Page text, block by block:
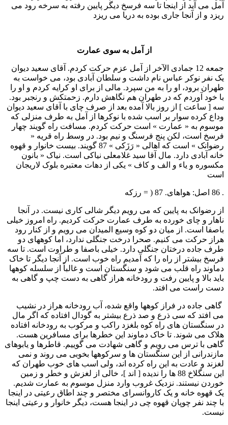
آمل می آيد از اينجا تا سه فرسخ ديگر پايين رفته به سرخه رود می
ريزد و از آنجا جاری بوده به دريا می ريزد
از آمل به سوی عمارت
جمعه 12 جمادی الآخر از آمل عزم حرکت کردم. آقای سعيد ديوان
يک نفر نوکر عباس نام داشت و سلطان آبادی بود، می خواست به
طهران برود، او را به من سپرد. مالی از برای او کرايه کردم و او را
با خود آوردم که در طهران هم نگاهش دارم. زحمتکش و رنجبر بود.
سه [ ساعت ] از روز بالا آمده بعد از صرف چای با آقای سعيد ديوان
وداع کرده سوار بر اسب شده با نوکرها از آمل به طرف منزلی که
موسوم به « عمارت » است حرکت کردم. مسافت راه گويند چهار
فرسخ است، لکن پنج فرسنگ و نيم بود. در وسط راه قريه «
رضوانک » است که اهالی « رَزَکی » 87 گويند. بيست خانوار و قهوه
خانه آبادی دارد. مال آقا سيد غلامعلی نياکی است. نياک « بانون
مکسوره و ياء و الف و کاف » يکی از دهات معتبره بلوک لاريجان
است
. 86 اصل: هواهای. 87 ( = رزکه
از رضوانک به پايين که می رويم ديگر شالی کاری نيست. در آنجا
ناهار و چای خورده به طرف عمارت حرکت کرديم. راه امروز خيلی
باصفا است. از ميان دو کوه وسيع الميدان می رويم و از کنار رود
هراز حرکت می کنيم. صحرا درخت جنگلی ندارد، اما کوههای دو
طرف جاده درختان جنگلی دارد. خيلی باصفا و طراوت است. تا سه
فرسخ بيشتر از راه را که آمديم راه خوب است. از آنجا ديگر تا خاک
دماوند راه قلب می شود و سنگستان است و غالباً از سلسله کوهها
بايد بالا و پايين رفت و رودخانه هراز گاهی به دست چپ و گاهی به
دست راست می افتد.
گاهی جاده در فراز کوهها واقع شده، آب رودخانه هراز در نشيب
می افتد که سی ذرع و صد ذرع بيشتر به گودال افتاده که اگر مال
در سنگستان های راه کوه بلغزد راکب و مرکوب به رودخانه افتاده
هلاک می شوند. تا خاک دماوند اين خطرها برای مسافرين هست.
گاهی با ترس می رويم و گاهی شهادت می گوييم. قاطرها و يابوهای
مازندرانی از اين سنگستان ها و سرکوهها بخوبی می روند و نمی
لغزند و عادت به اين راه کرده اند، ولی اسب های خوب طهران که
اين سنگلاخ 88 ها را نديده [ اند ]، خالی از لغزش و خطر و زمين
خوردن نيستند. نزديک غروب وارد منزل موسوم به عمارت شديم.
يک قهوه خانه و يک کاروانسرای مختصر و چند اطاق رعيتی در اينجا
با چند نفر چوپان قهوه چی در اينجا هست، ديگر خانوار و رعيتی اينجا
نيست.